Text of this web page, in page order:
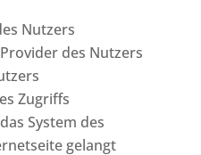
Nutzers
des Nutzers
Zugriffs
System des
gelangt